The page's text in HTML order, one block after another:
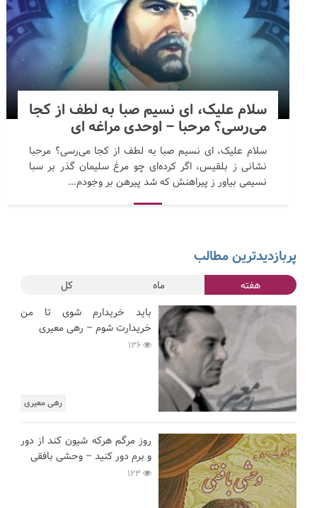
سلام علیک، ای نسیم صبا به لطف از کجا
می‌رسی؟ مرحبا – اوحدی مراغه ای
سلام علیک، ای نسیم صبا به لطف از کجا می‌رسی؟ مرحبا
نشانی ز بلقیس، اگر کرده‌ای چو مرغ سلیمان گذر بر سبا
نسیمی بیاور ز پیراهنش که شد پیرهن بر وجودم...
پربازدیدترین مطالب
هفته ماه کل
رهی معیری
باید خریدارم شوی تا من
خریدارت شوم – رهی معیری
روز مرگم هرکه شیون کند از دور
و برم دور کنید – وحشی بافقی